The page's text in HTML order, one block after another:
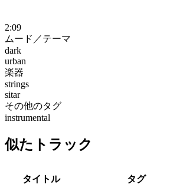
2:09
ムード／テーマ
dark
urban
楽器
strings
sitar
その他のタグ
instrumental
似たトラック
タイトル タグ